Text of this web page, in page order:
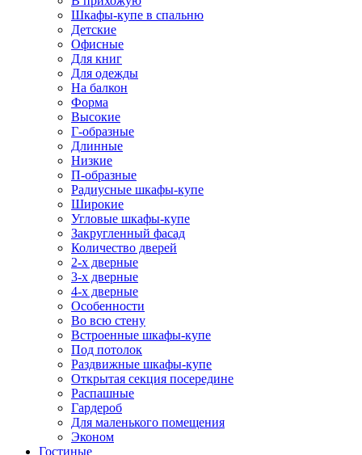
Шкафы-купе в спальню
Детские
Офисные
Для книг
Для одежды
На балкон
Форма
Высокие
Г-образные
Длинные
Низкие
П-образные
Радиусные шкафы-купе
Широкие
Угловые шкафы-купе
Закругленный фасад
Количество дверей
2-х дверные
3-х дверные
4-х дверные
Особенности
Во всю стену
Встроенные шкафы-купе
Под потолок
Раздвижные шкафы-купе
Открытая секция посередине
Распашные
Гардероб
Для маленького помещения
Эконом
Гостиные